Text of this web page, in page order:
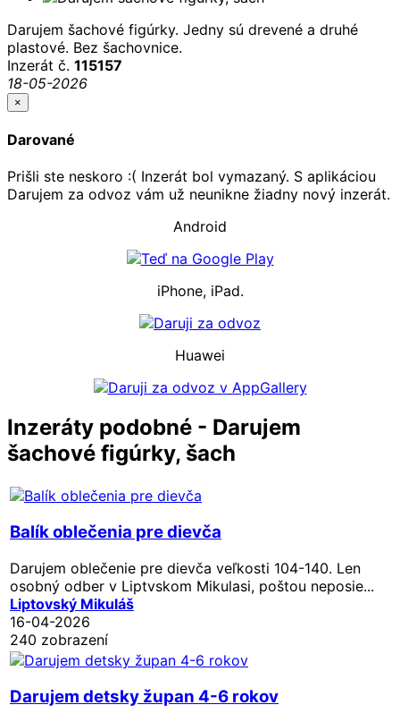
Darujem šachové figúrky. Jedny sú drevené a druhé
plastové. Bez šachovnice.
Inzerát č. 115157
18-05-2026
×
Darované
Prišli ste neskoro :( Inzerát bol vymazaný. S aplikáciou
Darujem za odvoz vám už neunikne žiadny nový inzerát.
Android
iPhone, iPad.
Huawei
Inzeráty podobné - Darujem
šachové figúrky, šach
Balík oblečenia pre dievča
Darujem oblečenie pre dievča veľkosti 104-140. Len
osobný odber v Liptvskom Mikulasi, poštou neposie...
Liptovský Mikuláš
16-04-2026
240 zobrazení
Darujem detsky župan 4-6 rokov